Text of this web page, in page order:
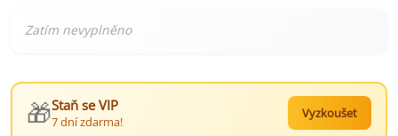
🎁Staň se VIP
7 dní zdarma!
Vyzkoušet